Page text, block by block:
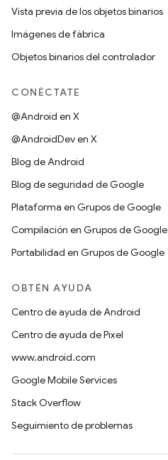
Vista previa de los objetos binarios
Imágenes de fábrica
Objetos binarios del controlador
CONÉCTATE
@Android en X
@AndroidDev en X
Blog de Android
Blog de seguridad de Google
Plataforma en Grupos de Google
Compilación en Grupos de Google
Portabilidad en Grupos de Google
OBTÉN AYUDA
Centro de ayuda de Android
Centro de ayuda de Pixel
www.android.com
Google Mobile Services
Stack Overflow
Seguimiento de problemas